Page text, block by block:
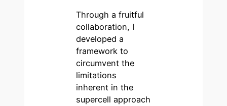
Through a fruitful
collaboration, I
developed a
framework to
circumvent the
limitations
inherent in the
supercell approach